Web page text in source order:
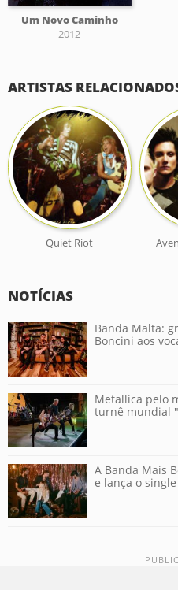
Um Novo Caminho
2012
ARTISTAS
Quiet Riot
NOTÍCIAS
Banda Malta:
Boncini aos
Metallica pelo
turnê mundial
A Banda Mais
e lança o